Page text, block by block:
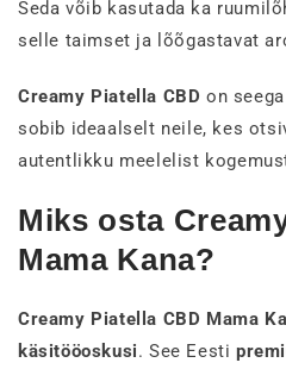
Seda võib kasutada ka
selle taimset ja lõõgastavat
Creamy Piatella CBD on
sobib ideaalselt neile, kes
autentlikku meelelist
Miks osta
Mama Kana?
Creamy Piatella CBD Mama
käsitööoskusi. See Eesti